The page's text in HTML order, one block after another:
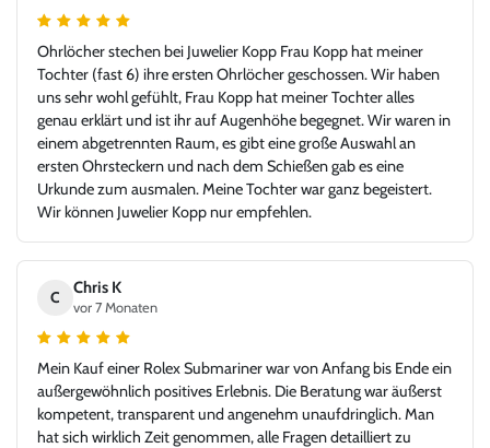
Ohrlöcher stechen bei Juwelier Kopp Frau Kopp hat meiner
Tochter (fast 6) ihre ersten Ohrlöcher geschossen. Wir haben
uns sehr wohl gefühlt, Frau Kopp hat meiner Tochter alles
genau erklärt und ist ihr auf Augenhöhe begegnet. Wir waren in
einem abgetrennten Raum, es gibt eine große Auswahl an
ersten Ohrsteckern und nach dem Schießen gab es eine
Urkunde zum ausmalen. Meine Tochter war ganz begeistert.
Wir können Juwelier Kopp nur empfehlen.
C
Chris K
vor 7 Monaten
Mein Kauf einer Rolex Submariner war von Anfang bis Ende ein
außergewöhnlich positives Erlebnis. Die Beratung war äußerst
kompetent, transparent und angenehm unaufdringlich. Man
hat sich wirklich Zeit genommen, alle Fragen detailliert zu